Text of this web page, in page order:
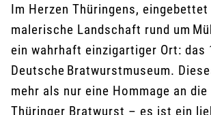
Im Herzen Thüringens,
malerische Landschaft rund um
ein wahrhaft einzigartiger Ort: das
Deutsche Bratwurstmuseum.
mehr als nur eine Hommage an
Thüringer Bratwurst – es ist ein